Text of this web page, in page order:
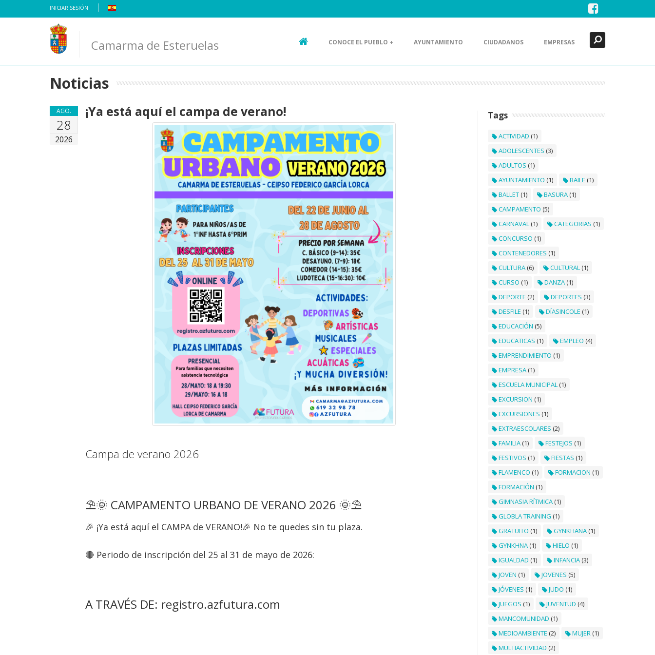
INICIAR SESIÓN
Camarma de Esteruelas CONOCE EL PUEBLO + AYUNTAMIENTO CIUDADANOS EMPRESAS
Noticias
AGO.
28
2026
¡Ya está aquí el campa de verano!
Campa de verano 2026
⛱️🌞 CAMPAMENTO URBANO DE VERANO 2026 🌞⛱️
🎉 ¡Ya está aquí el CAMPA de VERANO!🎉 No te quedes sin tu plaza.
🔴 Periodo de inscripción del 25 al 31 de mayo de 2026:
A TRAVÉS DE: registro.azfutura.com
Tags
ACTIVIDAD (1)
ADOLESCENTES (3)
ADULTOS (1)
AYUNTAMIENTO (1) BAILE (1)
BALLET(1) BASURA(1)
CAMPAMENTO (5)
CARNAVAL (1) CATEGORIAS (1)
CONCURSO (1)
CONTENEDORES (1)
CULTURA(6) CULTURAL (1)
CURSO (1) DANZA(1)
DEPORTE (2) DEPORTES (3)
DESFILE (1) DÍASINCOLE (1)
EDUCACIÓN (5)
EDUCATICAS (1) EMPLEO (4)
EMPRENDIMIENTO (1)
EMPRESA(1)
ESCUELA MUNICIPAL (1)
EXCURSION (1)
EXCURSIONES (1)
EXTRAESCOLARES (2)
FAMILIA(1) FESTEJOS (1)
FESTIVOS (1) FIESTAS (1)
FLAMENCO (1) FORMACION (1)
FORMACIÓN (1)
GIMNASIA RÍTMICA(1)
GLOBLA TRAINING (1)
GRATUITO (1) GYNKHANA(1)
GYNKHNA(1) HIELO (1)
IGUALDAD (1) INFANCIA(3)
JOVEN (1) JOVENES (5)
JÓVENES (1) JUDO (1)
JUEGOS (1) JUVENTUD (4)
MANCOMUNIDAD (1)
MEDIOAMBIENTE (2) MUJER (1)
MULTIACTIVIDAD (2)